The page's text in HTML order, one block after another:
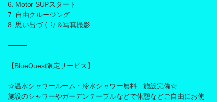
6. Motor SUPスタート
7. 自由クルージング
8. 思い出づくり＆写真撮影
⸻
【BlueQuest限定サービス】
☆温水シャワールーム・冷水シャワー無料 施設完備☆
施設のシャワーやガーデンテーブルなどで休憩などご自由にお使